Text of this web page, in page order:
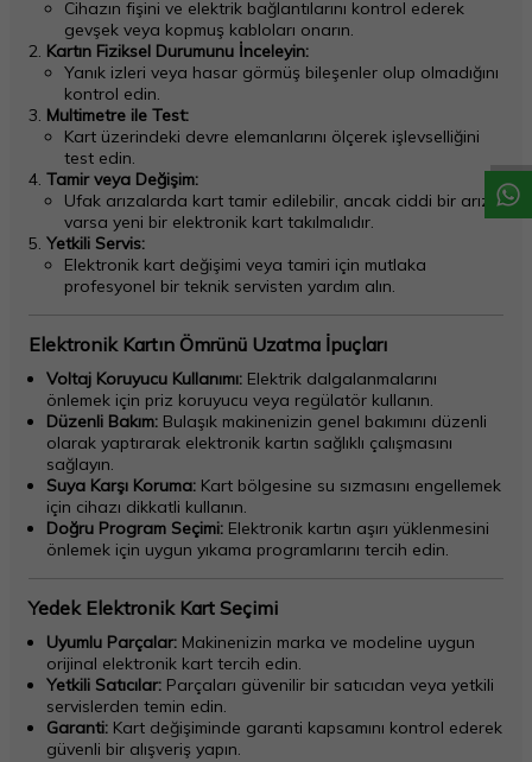
Cihazın fişini ve elektrik bağlantılarını kontrol ederek
gevşek veya kopmuş kabloları onarın.
Kartın Fiziksel Durumunu İnceleyin:
Yanık izleri veya hasar görmüş bileşenler olup olmadığını
kontrol edin.
Multimetre ile Test:
Kart üzerindeki devre elemanlarını ölçerek işlevselliğini
test edin.
Tamir veya Değişim:
Ufak arızalarda kart tamir edilebilir, ancak ciddi bir arıza
varsa yeni bir elektronik kart takılmalıdır.
Yetkili Servis:
Elektronik kart değişimi veya tamiri için mutlaka
profesyonel bir teknik servisten yardım alın.
Elektronik Kartın Ömrünü Uzatma İpuçları
Voltaj Koruyucu Kullanımı: Elektrik dalgalanmalarını
önlemek için priz koruyucu veya regülatör kullanın.
Düzenli Bakım: Bulaşık makinenizin genel bakımını düzenli
olarak yaptırarak elektronik kartın sağlıklı çalışmasını
sağlayın.
Suya Karşı Koruma: Kart bölgesine su sızmasını engellemek
için cihazı dikkatli kullanın.
Doğru Program Seçimi: Elektronik kartın aşırı yüklenmesini
önlemek için uygun yıkama programlarını tercih edin.
Yedek Elektronik Kart Seçimi
Uyumlu Parçalar: Makinenizin marka ve modeline uygun
orijinal elektronik kart tercih edin.
Yetkili Satıcılar: Parçaları güvenilir bir satıcıdan veya yetkili
servislerden temin edin.
Garanti: Kart değişiminde garanti kapsamını kontrol ederek
güvenli bir alışveriş yapın.